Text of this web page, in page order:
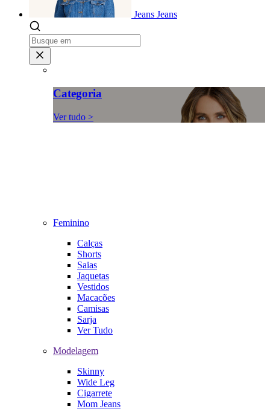
Jeans Jeans
Categoria
Ver tudo >
Feminino
Calças
Shorts
Saias
Jaquetas
Vestidos
Macacões
Camisas
Sarja
Ver Tudo
Modelagem
Skinny
Wide Leg
Cigarrete
Mom Jeans